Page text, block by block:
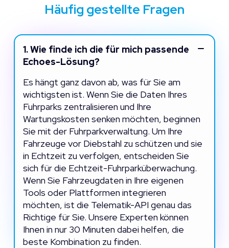
Häufig gestellte Fragen
1.Wie finde ich die für mich passende
Echoes-Lösung?
Es hängt ganz davon ab, was für Sie am
wichtigsten ist. Wenn Sie die Daten Ihres
Fuhrparks zentralisieren und Ihre
Wartungskosten senken möchten, beginnen
Sie mit der Fuhrparkverwaltung. Um Ihre
Fahrzeuge vor Diebstahl zu schützen und sie
in Echtzeit zu verfolgen, entscheiden Sie
sich für die Echtzeit-Fuhrparküberwachung.
Wenn Sie Fahrzeugdaten in Ihre eigenen
Tools oder Plattformen integrieren
möchten, ist die Telematik-API genau das
Richtige für Sie. Unsere Experten können
Ihnen in nur 30 Minuten dabei helfen, die
beste Kombination zu finden.